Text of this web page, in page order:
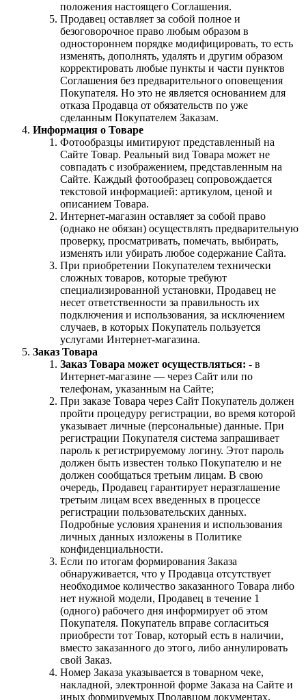
положения настоящего Соглашения.
Продавец оставляет за собой полное и
безоговорочное право любым образом в
одностороннем порядке модифицировать, то есть
изменять, дополнять, удалять и другим образом
корректировать любые пункты и части пунктов
Соглашения без предварительного оповещения
Покупателя. Но это не является основанием для
отказа Продавца от обязательств по уже
сделанным Покупателем Заказам.
Информация о Товаре
Фотообразцы имитируют представленный на
Сайте Товар. Реальный вид Товара может не
совпадать с изображением, представленным на
Сайте. Каждый фотообразец сопровождается
текстовой информацией: артикулом, ценой и
описанием Товара.
Интернет-магазин оставляет за собой право
(однако не обязан) осуществлять предварительную
проверку, просматривать, помечать, выбирать,
изменять или убирать любое содержание Сайта.
При приобретении Покупателем технически
сложных товаров, которые требуют
специализированной установки, Продавец не
несет ответственности за правильность их
подключения и использования, за исключением
случаев, в которых Покупатель пользуется
услугами Интернет-магазина.
Заказ Товара
Заказ Товара может осуществляться: - в
Интернет-магазине — через Сайт или по
телефонам, указанным на Сайте;
При заказе Товара через Сайт Покупатель должен
пройти процедуру регистрации, во время которой
указывает личные (персональные) данные. При
регистрации Покупателя система запрашивает
пароль к регистрируемому логину. Этот пароль
должен быть известен только Покупателю и не
должен сообщаться третьим лицам. В свою
очередь, Продавец гарантирует неразглашение
третьим лицам всех введенных в процессе
регистрации пользовательских данных.
Подробные условия хранения и использования
личных данных изложены в Политике
конфиденциальности.
Если по итогам формирования Заказа
обнаруживается, что у Продавца отсутствует
необходимое количество заказанного Товара либо
нет нужной модели, Продавец в течение 1
(одного) рабочего дня информирует об этом
Покупателя. Покупатель вправе согласиться
приобрести тот Товар, который есть в наличии,
вместо заказанного до этого, либо аннулировать
свой Заказ.
Номер Заказа указывается в товарном чеке,
накладной, электронной форме Заказа на Сайте и
иных формируемых Продавцом документах,